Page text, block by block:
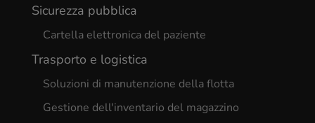
Sicurezza pubblica
Cartella elettronica del paziente
Trasporto e logistica
Soluzioni di manutenzione della flotta
Gestione dell'inventario del magazzino